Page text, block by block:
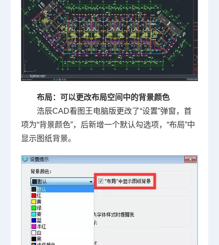
布局：可以更改布局空间中的背景颜色
浩辰CAD看图王电脑版更改了“设置”弹窗，首
项为“背景颜色”，后新增一个默认勾选项，“布局”中
显示图纸背景。